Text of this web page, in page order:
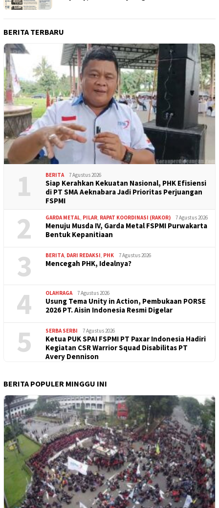
BERITA TERBARU
1 BERITA 7 Agustus 2026
Siap Kerahkan Kekuatan Nasional, PHK Efisiensi
di PT SMA Aeknabara Jadi Prioritas Perjuangan
FSPMI
2 GARDA METAL, PILAR, RAPAT KOORDINASI (RAKOR) 7 Agustus 2026
Menuju Musda IV, Garda Metal FSPMI Purwakarta
Bentuk Kepanitiaan
3 BERITA, DARI REDAKSI, PHK 7 Agustus 2026
Mencegah PHK, Idealnya?
4 OLAHRAGA 7 Agustus 2026
Usung Tema Unity in Action, Pembukaan PORSE
2026 PT. Aisin Indonesia Resmi Digelar
5 SERBA SERBI 7 Agustus 2026
Ketua PUK SPAI FSPMI PT Paxar Indonesia Hadiri
Kegiatan CSR Warrior Squad Disabilitas PT
Avery Dennison
BERITA POPULER MINGGU INI